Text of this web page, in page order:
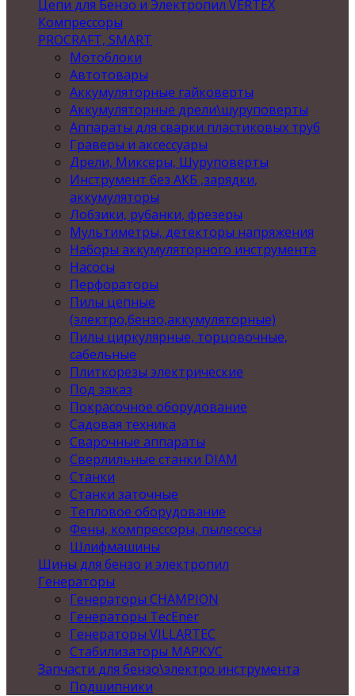
Цепи для Бензо и Электропил VERTEX
Компрессоры
PROCRAFT, SMART
Мотоблоки
Автотовары
Аккумуляторные гайковерты
Аккумуляторные дрели\шуруповерты
Аппараты для сварки пластиковых труб
Граверы и аксессуары
Дрели, Миксеры, Шуруповерты
Инструмент без АКБ ,зарядки,
аккумуляторы
Лобзики, рубанки, фрезеры
Мультиметры, детекторы напряжения
Наборы аккумуляторного инструмента
Насосы
Перфораторы
Пилы цепные
(электро,бензо,аккумуляторные)
Пилы циркулярные, торцовочные,
сабельные
Плиткорезы электрические
Под заказ
Покрасочное оборудование
Садовая техника
Сварочные аппараты
Сверлильные станки DIAM
Станки
Станки заточные
Тепловое оборудование
Фены, компрессоры, пылесосы
Шлифмашины
Шины для бензо и электропил
Генераторы
Генераторы CHAMPION
Генераторы TecEner
Генераторы VILLARTEC
Стабилизаторы МАРКУС
Запчасти для бензо\электро инструмента
Подшипники